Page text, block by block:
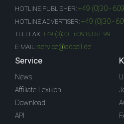
HOTLINE PUBLISHER: +49 (0)30 -
HOTLINE ADVERTISER: +49 (0)30 -
TELEFAX: +49 (0)30 - 609 83 61-99
E-MAIL: service@adcell.de
Service
News
Affiliate-Lexikon
Download
API